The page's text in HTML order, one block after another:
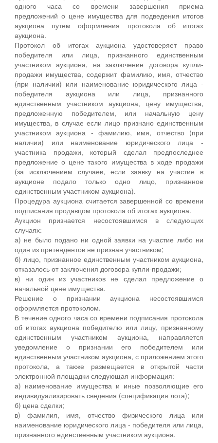
одного часа со времени завершения приема
предложений о цене имущества для подведения итогов
аукциона путем оформления протокола об итогах
аукциона.
Протокол об итогах аукциона удостоверяет право
победителя или лица, признанного единственным
участником аукциона, на заключение договора купли-
продажи имущества, содержит фамилию, имя, отчество
(при наличии) или наименование юридического лица -
победителя аукциона или лица, признанного
единственным участником аукциона, цену имущества,
предложенную победителем, или начальную цену
имущества, в случае если лицо признано единственным
участником аукциона - фамилию, имя, отчество (при
наличии) или наименование юридического лица -
участника продажи, который сделал предпоследнее
предложение о цене такого имущества в ходе продажи
(за исключением случаев, если заявку на участие в
аукционе подало только одно лицо, признанное
единственным участником аукциона).
Процедура аукциона считается завершенной со времени
подписания продавцом протокола об итогах аукциона.
Аукцион признается несостоявшимся в следующих
случаях:
а) не было подано ни одной заявки на участие либо ни
один из претендентов не признан участником;
б) лицо, признанное единственным участником аукциона,
отказалось от заключения договора купли-продажи;
в) ни один из участников не сделал предложение о
начальной цене имущества.
Решение о признании аукциона несостоявшимся
оформляется протоколом.
В течение одного часа со времени подписания протокола
об итогах аукциона победителю или лицу, признанному
единственным участником аукциона, направляется
уведомление о признании его победителем или
единственным участником аукциона, с приложением этого
протокола, а также размещается в открытой части
электронной площадки следующая информация:
а) наименование имущества и иные позволяющие его
индивидуализировать сведения (спецификация лота);
б) цена сделки;
в) фамилия, имя, отчество физического лица или
наименование юридического лица - победителя или лица,
признанного единственным участником аукциона.